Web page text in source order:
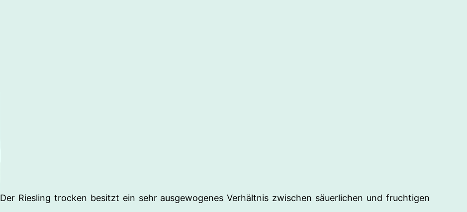
Der Riesling trocken besitzt ein sehr ausgewogenes Verhältnis zwischen säuerlichen und fruchtigen